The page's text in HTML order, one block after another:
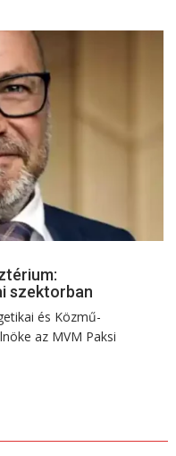
szektorban
és Közmű-
az MVM Paksi